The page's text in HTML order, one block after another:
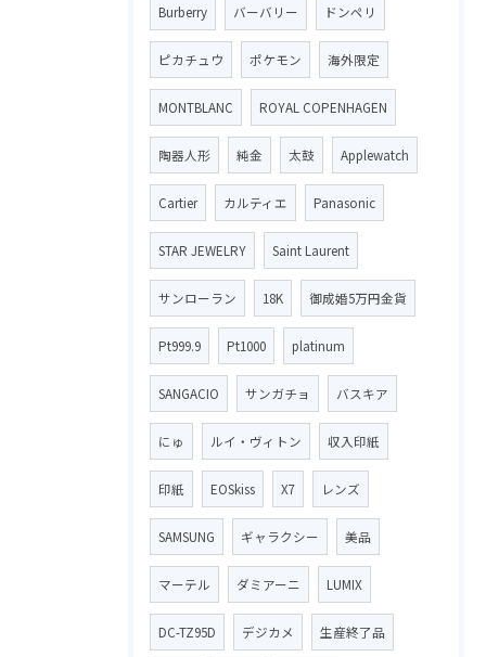
Burberry バーバリー ドンペリ
ピカチュウ ポケモン 海外限定
MONTBLANC ROYAL COPENHAGEN
陶器人形 純金 太鼓 Applewatch
Cartier カルティエ Panasonic
STAR JEWELRY Saint Laurent
サンローラン 18K 御成婚5万円金貨
Pt999.9 Pt1000 platinum
SANGACIO サンガチョ バスキア
にゅ ルイ・ヴィトン 収入印紙
印紙 EOSkiss X7 レンズ
SAMSUNG ギャラクシー 美品
マーテル ダミアーニ LUMIX
DC-TZ95D デジカメ 生産終了品